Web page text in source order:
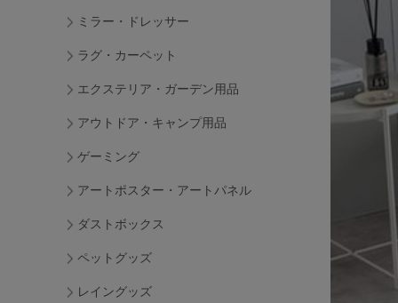
ミラー・ドレッサー
ラグ・カーペット
エクステリア・ガーデン用品
アウトドア・キャンプ用品
ゲーミング
アートポスター・アートパネル
ダストボックス
ペットグッズ
レイングッズ